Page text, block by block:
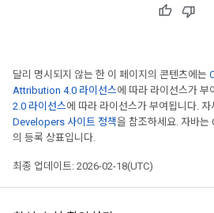
달리 명시되지 않는 한 이 페이지의 콘텐츠에는
Attribution 4.0 라이선스에 따라 라이선스가 부
2.0 라이선스에 따라 라이선스가 부여됩니다. 자
Developers 사이트 정책을 참조하세요. 자바
의 등록 상표입니다.
최종 업데이트: 2026-02-18(UTC)